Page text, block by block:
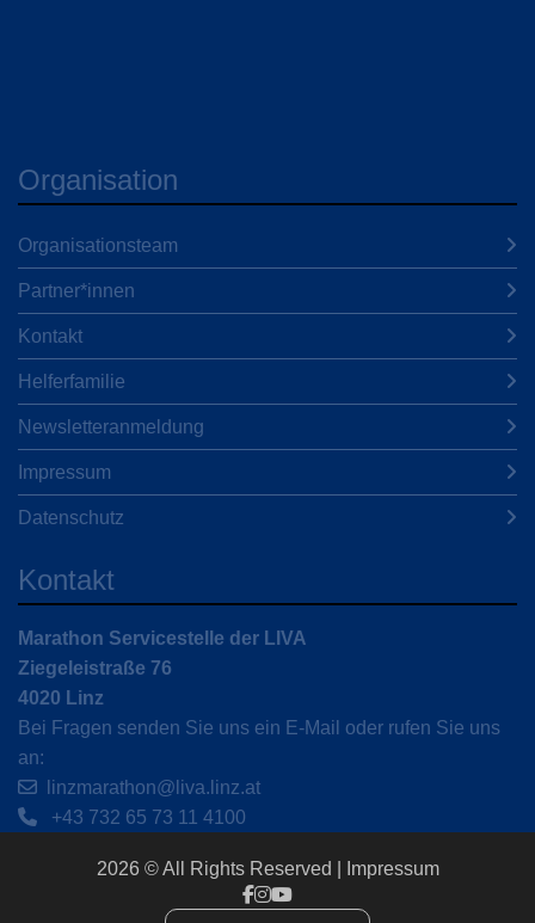
Organisation
Organisationsteam
Partner*innen
Kontakt
Helferfamilie
Newsletteranmeldung
Impressum
Datenschutz
Kontakt
Marathon Servicestelle der LIVA
Ziegeleistraße 76
4020 Linz
Bei Fragen senden Sie uns ein E-Mail oder rufen Sie uns
an:
linzmarathon@liva.linz.at
+43 732 65 73 11 4100
2026 © All Rights Reserved Impressum